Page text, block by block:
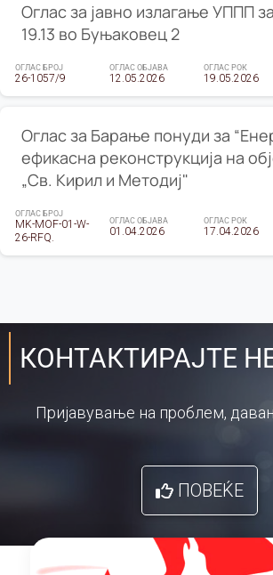
Оглас за јавно излагање УППП
19.13 во Буњаковец 2
ОГЛАС БРОЈ
26-1057/9
ОГЛАС ОБЈАВА
12.05.2026
ОГЛАС РОК
19.05.2026
Оглас за Барање понуди за
ефикасна реконструкција на
„Св. Кирил и Методиј"
ОГЛАС БРОЈ
MK-MOF-01-W-
26-RFQ.
ОГЛАС ОБЈАВА
01.04.2026
ОГЛАС РОК
17.04.2026
КОНТАКТИРАЈТЕ
Пријавување на проблем,
ПОВЕЌЕ